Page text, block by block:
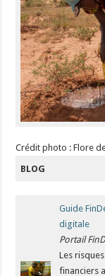
Crédit photo : Flore
BLOG
Guide
digitale
Portail
Les
financiers